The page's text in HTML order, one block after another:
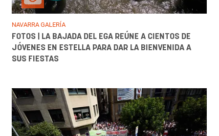
NAVARRA GALERÍA
FOTOS | LA BAJADA DEL EGA REÚNE A CIENTOS DE
JÓVENES EN ESTELLA PARA DAR LA BIENVENIDA A
SUS FIESTAS